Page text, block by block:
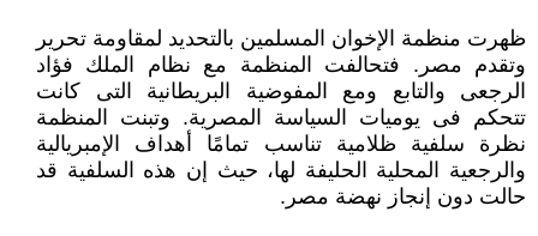
ظهرت منظمة الإخوان المسلمين بالتحديد لمقاومة تحرير
وتقدم مصر. فتحالفت المنظمة مع نظام الملك فؤاد
الرجعى والتابع ومع المفوضية البريطانية التى كانت
تتحكم فى يوميات السياسة المصرية. وتبنت المنظمة
نظرة سلفية ظلامية تناسب تمامًا أهداف الإمبريالية
والرجعية المحلية الحليفة لها، حيث إن هذه السلفية قد
حالت دون إنجاز نهضة مصر.